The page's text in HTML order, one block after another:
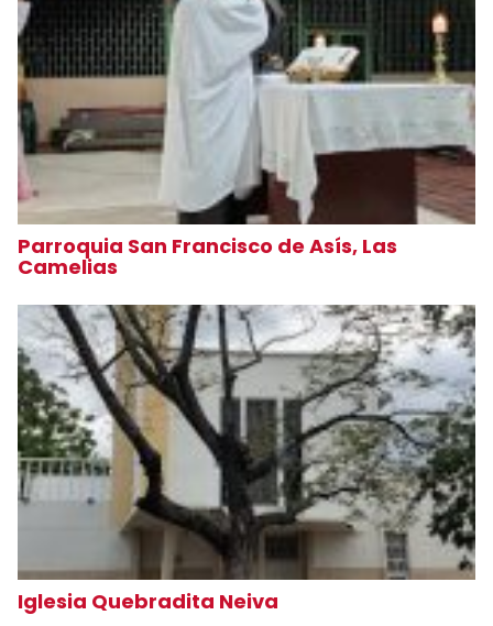
Parroquia San Francisco de Asís, Las
Camelias
Iglesia Quebradita Neiva